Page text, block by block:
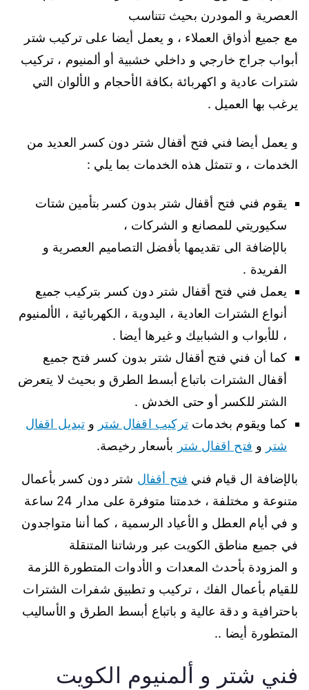
العصرية و المودرن بحيث تتناسب
مع جميع أذواق العملاء ، و يعمل أيضا على تركيب شتر
أبواب جراج خارجي و داخلي خشبية أو ألمنيوم ، تركيب
شترات عادية و اكهربائة بكافة الأحجام و الألوان التي
يرغب بها العميل .
و يعمل أيضا فني فتح أقفال شتر دون كسر العديد من
الخدمات ، و تتمثل هذه الخدمات بما يلي :
يقوم فني فتح أقفال شتر بدون كسر بتأمين شتات
سكيوريتي للمصانع و الشركات ،
بالإضافة الى تقديمها بأفضل التصاميم العصرية و
الفريدة .
يعمل فني فتح أقفال شتر دون كسر بتركيب جميع
أنواع الشترات العادية ، اليدوية ، الكهربائية ، الألمنيوم
، للأبواب و الشبابيك و غيرها أيضا .
كما أن فني فتح أقفال شتر بدون كسر فتح جميع
أقفال الشترات باتباع أبسط الطرق و بحيث لا يتعرض
الشتر للكسر أو حتى الخدش .
كما ويقوم بخدماتتركيب اقفال شتر وتبديل اقفال
شتر و فتح اقفال شتر بأسعار رخيصة.
بالإضافة ال قيام فني فتح أقفال شتر دون كسر بأعمال
متنوعة و مختلفة ، خدمتنا متوفرة على مدار 24 ساعة
و في أيام العطل و الأعياد الرسمية ، كما أننا متواجدون
في جميع مناطق الكويت عبر ورشاتنا المتنقلة
و المزودة بأحدث المعدات و الأدوات المتطورة اللزمة
للقيام بأعمال الفك ، تركيب و تطبيق شفرات الشترات
باحترافية و دقة عالية و باتباع أبسط الطرق و الأساليب
المتطورة أيضا ..
فني شتر و ألمنيوم الكويت